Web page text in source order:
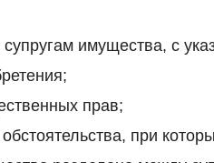
имущества, с
прав;
при